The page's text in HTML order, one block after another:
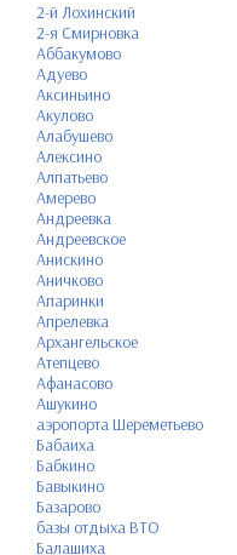
2-й Лохинский
2-я Смирновка
Аббакумово
Адуево
Аксиньино
Акулово
Алабушево
Алексино
Алпатьево
Амерево
Андреевка
Андреевское
Анискино
Аничково
Апаринки
Апрелевка
Архангельское
Атепцево
Афанасово
Ашукино
аэропорта Шереметьево
Бабаиха
Бабкино
Бавыкино
Базарово
базы отдыха ВТО
Балашиха